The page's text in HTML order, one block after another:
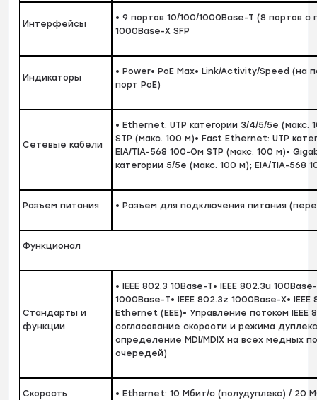
Интерфейсы
• 9 портов 10/100/1000Base-T (8 портов с
1000Base-X SFP
Индикаторы
• Power• PoE Max• Link/Activity/Speed (на
порт PoE)
Сетевые кабели
• Ethernet: UTP категории 3/4/5/5e (макс.
STP (макс. 100 м)• Fast Ethernet: UTP
EIA/TIA-568 100-Ом STP (макс. 100 м)•
категории 5/5e (макс. 100 м); EIA/TIA-568
Разъем питания • Разъем для подключения питания
Функционал
Стандарты и
функции
• IEEE 802.3 10Base-T• IEEE 802.3u
1000Base-T• IEEE 802.3z 1000Base-X•
Ethernet (EEE)• Управление потоком IEEE
согласование скорости и режима
определение MDI/MDIX на всех медных
очередей)
Скорость
• Ethernet: 10 Мбит/с (полудуплекс) / 20